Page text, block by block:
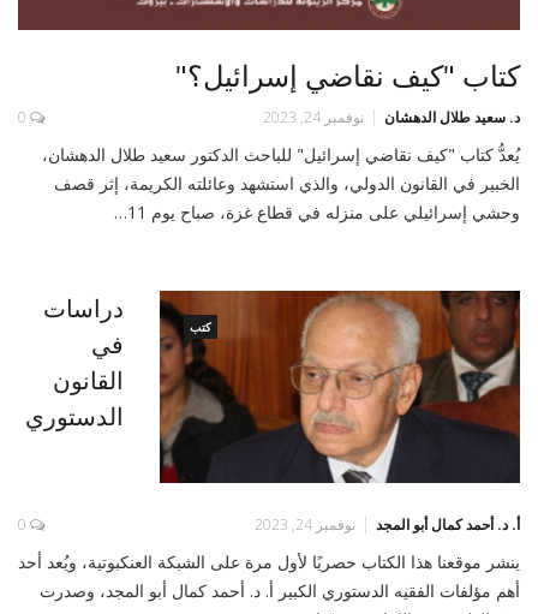
كتاب "كيف نقاضي إسرائيل؟"
د. سعيد طلال الدهشان نوفمبر 24, 2023 0
يُعدُّ كتاب "كيف نقاضي إسرائيل" للباحث الدكتور سعيد طلال الدهشان،
الخبير في القانون الدولي، والذي استشهد وعائلته الكريمة، إثر قصف
وحشي إسرائيلي على منزله في قطاع غزة، صباح يوم 11…
كتب
دراسات
في
القانون
الدستوري
أ‌. د. أحمد كمال أبو المجد نوفمبر 24, 2023 0
ينشر موقعنا هذا الكتاب حصريًا لأول مرة على الشبكة العنكبوتية، ويُعد أحد
أهم مؤلفات الفقيه الدستوري الكبير أ. د. أحمد كمال أبو المجد، وصدرت